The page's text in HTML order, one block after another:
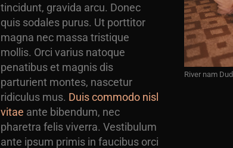
tincidunt, gravida arcu. Donec
quis sodales purus. Ut porttitor
magna nec massa tristique
mollis. Orci varius natoque
penatibus et magnis dis
parturient montes, nascetur
ridiculus mus. Duis commodo nisl
vitae ante bibendum, nec
pharetra felis viverra. Vestibulum
ante ipsum primis in faucibus orci
River nam